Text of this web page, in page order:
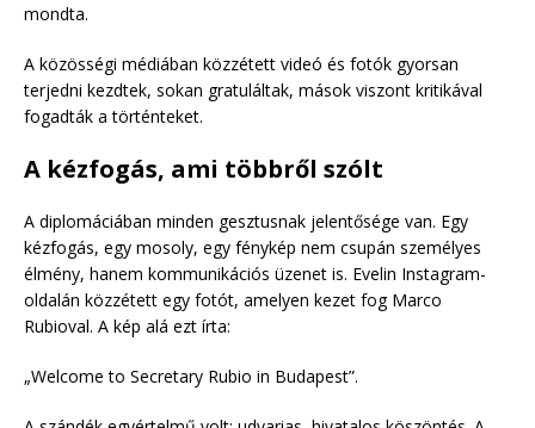
mondta.
A közösségi médiában közzétett videó és fotók gyorsan
terjedni kezdtek, sokan gratuláltak, mások viszont kritikával
fogadták a történteket.
A kézfogás, ami többről szólt
A diplomáciában minden gesztusnak jelentősége van. Egy
kézfogás, egy mosoly, egy fénykép nem csupán személyes
élmény, hanem kommunikációs üzenet is. Evelin Instagram-
oldalán közzétett egy fotót, amelyen kezet fog Marco
Rubioval. A kép alá ezt írta:
„Welcome to Secretary Rubio in Budapest”.